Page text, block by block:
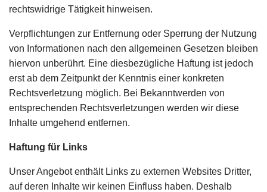
rechtswidrige Tätigkeit hinweisen.
Verpflichtungen zur Entfernung oder Sperrung der Nutzung
von Informationen nach den allgemeinen Gesetzen bleiben
hiervon unberührt. Eine diesbezügliche Haftung ist jedoch
erst ab dem Zeitpunkt der Kenntnis einer konkreten
Rechtsverletzung möglich. Bei Bekanntwerden von
entsprechenden Rechtsverletzungen werden wir diese
Inhalte umgehend entfernen.
Haftung für Links
Unser Angebot enthält Links zu externen Websites Dritter,
auf deren Inhalte wir keinen Einfluss haben. Deshalb